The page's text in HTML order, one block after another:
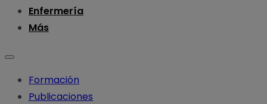
Enfermería
Más
Formación
Publicaciones